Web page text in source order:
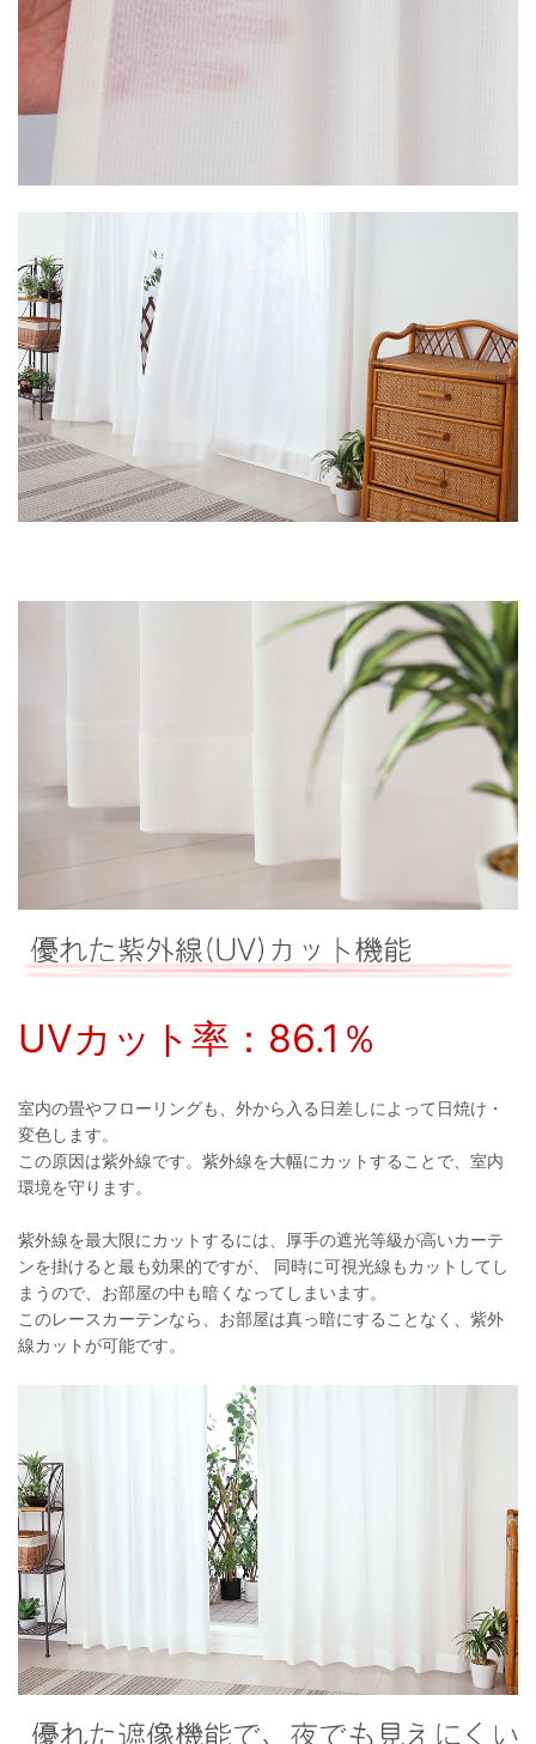
UVカット率：86.1％
室内の畳やフローリングも、外から入る日差しによって日焼け・
変色します。
この原因は紫外線です。紫外線を大幅にカットすることで、室内
環境を守ります。
紫外線を最大限にカットするには、厚手の遮光等級が高いカーテ
ンを掛けると最も効果的ですが、 同時に可視光線もカットしてし
まうので、お部屋の中も暗くなってしまいます。
このレースカーテンなら、お部屋は真っ暗にすることなく、紫外
線カットが可能です。